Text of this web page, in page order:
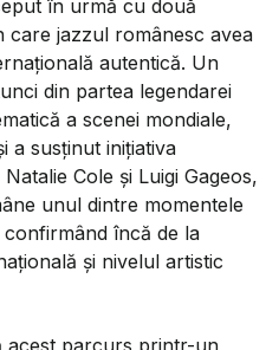
în urmă cu două
jazzul românesc avea
autentică. Un
din partea legendarei
a scenei mondiale,
a susținut inițiativa
Cole și Luigi Gageos,
unul dintre momentele
încă de la
și nivelul artistic
acest parcurs printr-un